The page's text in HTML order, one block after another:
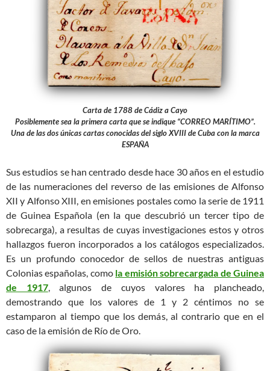
Carta de 1788 de Cádiz a Cayo
Posiblemente sea la primera carta que se indique “CORREO MARÍTIMO”.
Una de las dos únicas cartas conocidas del siglo XVIII de Cuba con la marca
ESPAÑA
Sus estudios se han centrado desde hace 30 años en el estudio
de las numeraciones del reverso de las emisiones de Alfonso
XII y Alfonso XIII, en emisiones postales como la serie de 1911
de Guinea Española (en la que descubrió un tercer tipo de
sobrecarga), a resultas de cuyas investigaciones estos y otros
hallazgos fueron incorporados a los catálogos especializados.
Es un profundo conocedor de sellos de nuestras antiguas
Colonias españolas, como la emisión sobrecargada de Guinea
de 1917, algunos de cuyos valores ha plancheado,
demostrando que los valores de 1 y 2 céntimos no se
estamparon al tiempo que los demás, al contrario que en el
caso de la emisión de Río de Oro.